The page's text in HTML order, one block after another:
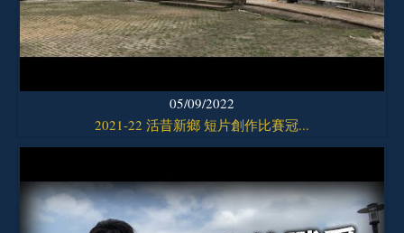
05/09/2022
2021-22 活昔新鄉 短片創作比賽冠...